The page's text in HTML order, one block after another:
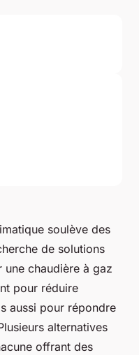
soulève des
de solutions
chaudière à gaz
pour réduire
aussi pour répondre
alternatives
offrant des